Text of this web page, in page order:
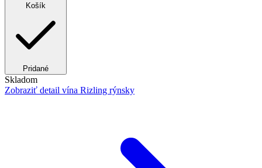
Košík
Pridané
Skladom
Zobraziť detail vína Rizling rýnsky